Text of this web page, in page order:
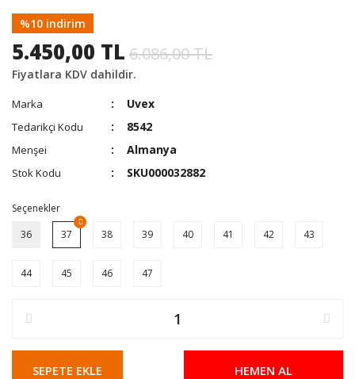
%10 indirim
5.450,00 TL 6.086,00 TL
Fiyatlara KDV dahildir.
Marka Uvex
Tedarikçi Kodu 8542
Menşei Almanya
Stok Kodu SKU000032882
Seçenekler
36
37 38 39 40 41 42 43
44 45 46 47
SEPETE EKLE HEMEN AL